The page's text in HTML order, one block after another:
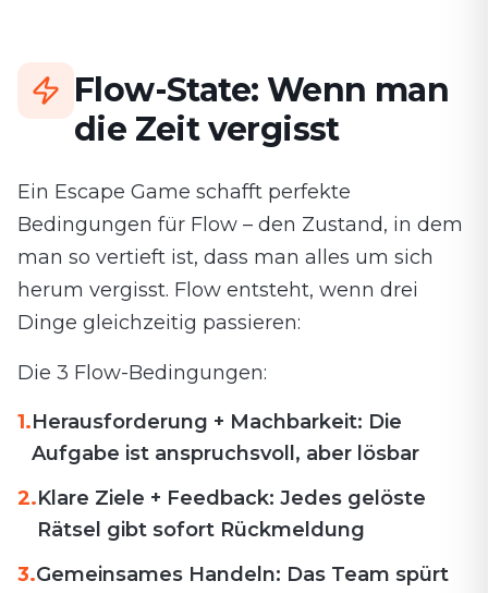
Flow-State: Wenn man
die Zeit vergisst
Ein Escape Game schafft perfekte
Bedingungen für Flow – den Zustand, in dem
man so vertieft ist, dass man alles um sich
herum vergisst. Flow entsteht, wenn drei
Dinge gleichzeitig passieren:
Die 3 Flow-Bedingungen:
1.Herausforderung + Machbarkeit: Die
Aufgabe ist anspruchsvoll, aber lösbar
2.Klare Ziele + Feedback: Jedes gelöste
Rätsel gibt sofort Rückmeldung
3.Gemeinsames Handeln: Das Team spürt